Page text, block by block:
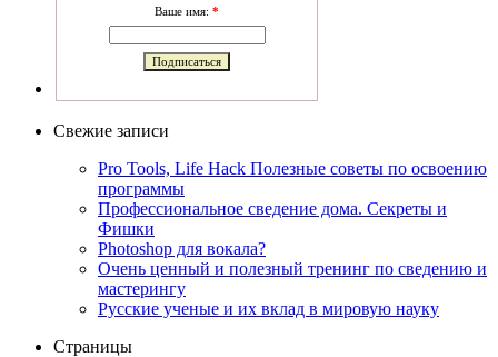
Ваше имя: *
Свежие записи
Pro Tools, Life Hack Полезные советы по освоению
программы
Профессиональное сведение дома. Секреты и
Фишки
Photoshop для вокала?
Очень ценный и полезный тренинг по сведению и
мастерингу
Русские ученые и их вклад в мировую науку
Страницы